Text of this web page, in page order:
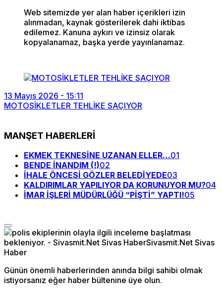
Web sitemizde yer alan haber içerikleri izin
alınmadan, kaynak gösterilerek dahi iktibas
edilemez. Kanuna aykırı ve izinsiz olarak
kopyalanamaz, başka yerde yayınlanamaz.
13 Mayıs 2026 - 15:11
MOTOSİKLETLER TEHLİKE SAÇIYOR
MANŞET HABERLERİ
EKMEK TEKNESİNE UZANAN ELLER…01
BENDE İNANDIM (!)02
İHALE ÖNCESİ GÖZLER BELEDİYEDE03
KALDIRIMLAR YAPILIYOR DA KORUNUYOR MU?04
İMAR İŞLERİ MÜDÜRLÜĞÜ “PİŞTİ” YAPTI!05
Günün önemli haberlerinden anında bilgi sahibi olmak
istiyorsanız eğer haber bültenine üye olun.